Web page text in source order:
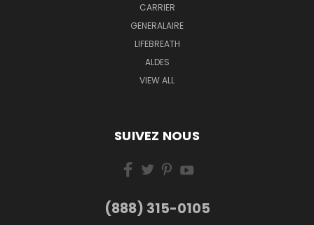
CARRIER
GENERALAIRE
LIFEBREATH
ALDES
VIEW ALL
SUIVEZ NOUS
(888) 315-0105